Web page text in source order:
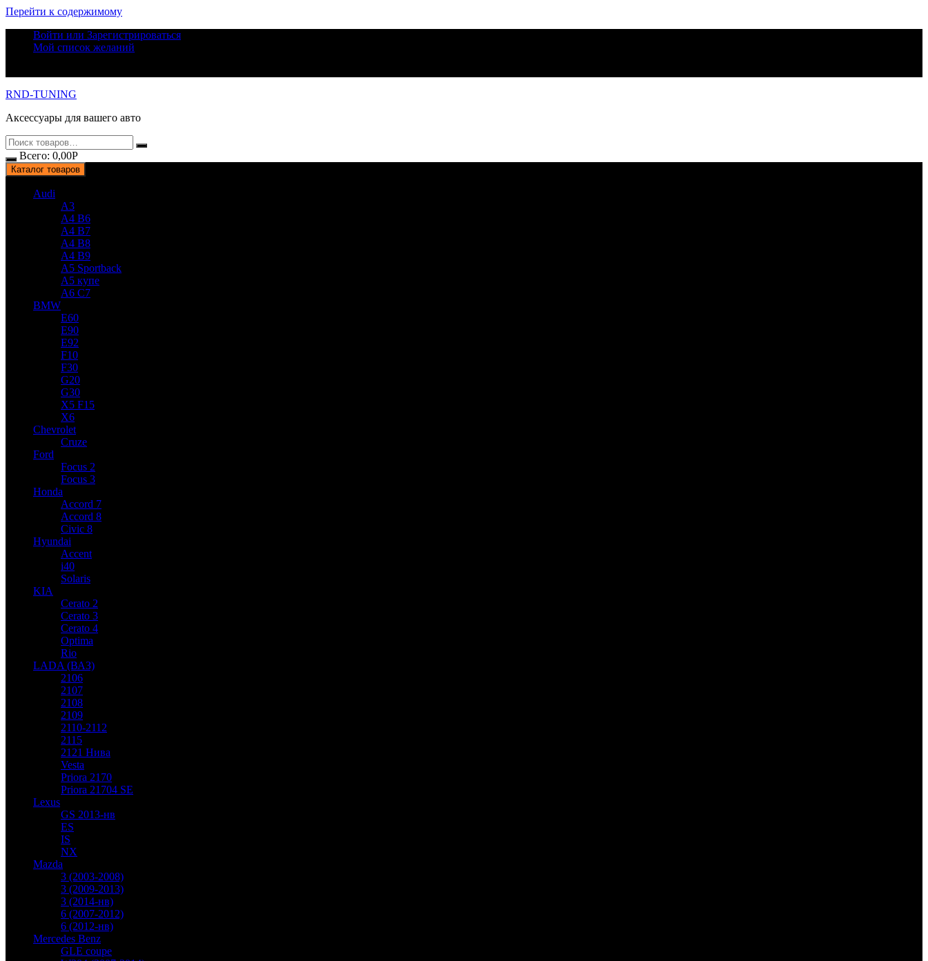
Перейти к содержимому
Войти или Зарегистрироваться
Мой список желаний
RND-TUNING
Аксессуары для вашего авто
Всего: 0,00Р
Каталог товаров
Audi
A3
A4 B6
A4 B7
A4 B8
A4 B9
A5 Sportback
A5 купе
A6 C7
BMW
E60
E90
E92
F10
F30
G20
G30
X5 F15
X6
Chevrolet
Cruze
Ford
Focus 2
Focus 3
Honda
Accord 7
Accord 8
Civic 8
Hyundai
Accent
i40
Solaris
KIA
Cerato 2
Cerato 3
Cerato 4
Optima
Rio
LADA (ВАЗ)
2106
2107
2108
2109
2110-2112
2115
2121 Нива
Vesta
Priora 2170
Priora 21704 SE
Lexus
GS 2013-нв
ES
IS
NX
Mazda
3 (2003-2008)
3 (2009-2013)
3 (2014-нв)
6 (2007-2012)
6 (2012-нв)
Mercedes Benz
GLE coupe